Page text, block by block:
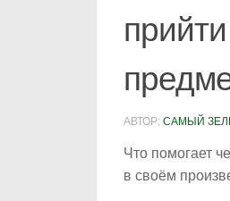
АВТОР: САМЫЙ
Что помогает
в своём